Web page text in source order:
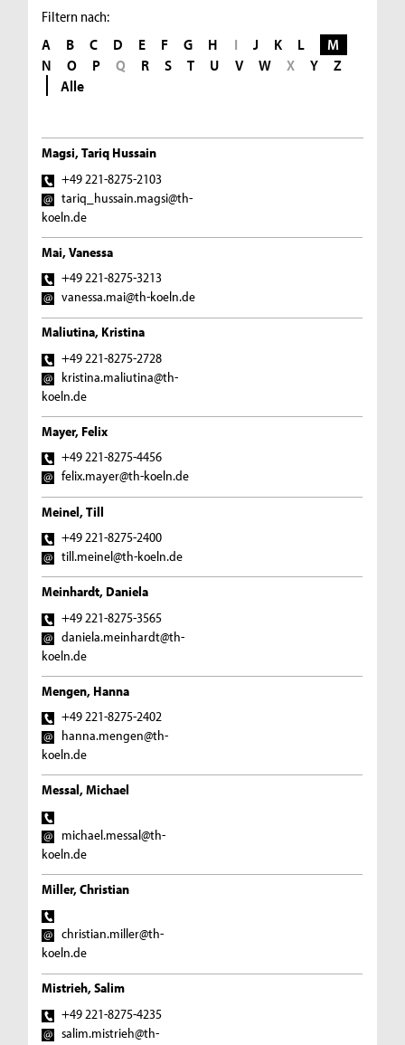
Filtern nach:
A B C D E F G H I J K L
M
N
O P Q R S T U V W X Y
Z
Alle
Magsi, Tariq Hussain
+49 221-8275-2103
tariq_hussain.magsi@th-
koeln.de
Mai, Vanessa
+49 221-8275-3213
vanessa.mai@th-koeln.de
Maliutina, Kristina
+49 221-8275-2728
kristina.maliutina@th-
koeln.de
Mayer, Felix
+49 221-8275-4456
felix.mayer@th-koeln.de
Meinel, Till
+49 221-8275-2400
till.meinel@th-koeln.de
Meinhardt, Daniela
+49 221-8275-3565
daniela.meinhardt@th-
koeln.de
Mengen, Hanna
+49 221-8275-2402
hanna.mengen@th-
koeln.de
Messal, Michael
michael.messal@th-
koeln.de
Miller, Christian
christian.miller@th-
koeln.de
Mistrieh, Salim
+49 221-8275-4235
salim.mistrieh@th-